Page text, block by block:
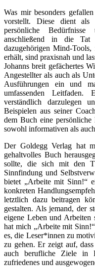
Was mir besonders
vorstellt. Diese dient als
persönliche
anschließend in die
dazugehörigen Mind-
erhält, sind praxisnah und
Johanns breit gefächertes
Angestellter als auch als
Ausführungen ein und
umfassenden
verständlich darzulegen
Beispielen aus seiner
dem Buch eine
sowohl informativen als
Der Goldegg Verlag hat
gehaltvolles Buch
sollte, die sich mit den
Sinnfindung und
bietet „Arbeite mit Sinn!“
konkreten
letztlich dazu beitragen
gestalten. Als jemand, der
eigene Leben und Arbeiten
hat mich „Arbeite mit
es, die Leser*innen zu
zu gehen. Er zeigt auf,
auch berufliche Ziele in
zufriedenes und